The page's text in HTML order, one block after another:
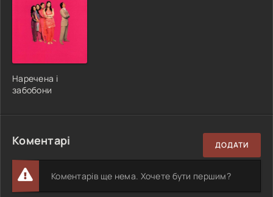
Наречена і
забобони
Коментарі ДОДАТИ
Коментарів ще нема. Хочете бути першим?